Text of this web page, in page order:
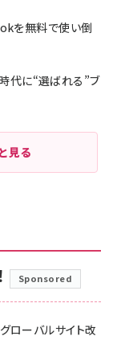
を無料で使い倒
代に“選ばれる”ブ
見る
Sponsored
ローバルサイト改